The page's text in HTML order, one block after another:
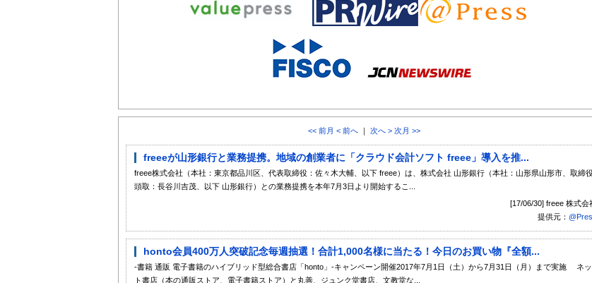
<< 前月 < 前へ ｜ 次へ > 次月 >>
freeeが山形銀行と業務提携。地域の創業者に「クラウド会計ソフト freee」導入を推...
freee株式会社（本社：東京都品川区、代表取締役：佐々木大輔、以下 freee）は、株式会社 山形銀行（本社：山形県山形市、取締
頭取：長谷川吉茂、以下 山形銀行）との業務提携を本年7月3日より開始するこ...
[17/06/30] freee 株式会
提供元：
honto会員400万人突破記念毎週抽選！合計1,000名様に当たる！今日のお買い物『全額...
-書籍 通販 電子書籍のハイブリッド型総合書店「honto」-キャンペーン開催2017年7月1日（土）から7月31日（月）まで実施 ネッ
ト書店（本の通販ストア、電子書籍ストア）と丸善、ジュンク堂書店、文教堂な...